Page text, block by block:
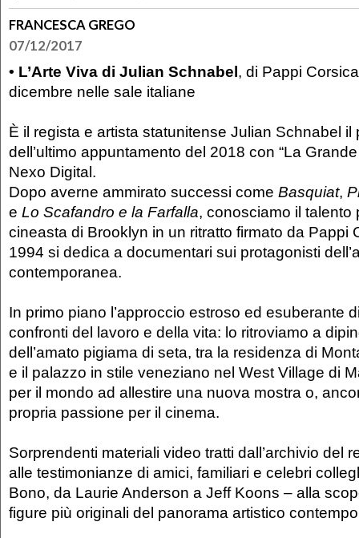
FRANCESCA GREGO
07/12/2017
• L’Arte Viva di Julian Schnabel, di Pappi
dicembre nelle sale italiane
È il regista e artista statunitense Julian Schnabel il
dell’ultimo appuntamento del 2018 con “La
Nexo Digital.
Dopo averne ammirato successi come Basquiat,
e Lo Scafandro e la Farfalla, conosciamo il talento
cineasta di Brooklyn in un ritratto firmato da Pappi
1994 si dedica a documentari sui protagonisti
contemporanea.
In primo piano l’approccio estroso ed esuberante
confronti del lavoro e della vita: lo ritroviamo a
dell’amato pigiama di seta, tra la residenza di
e il palazzo in stile veneziano nel West Village di
per il mondo ad allestire una nuova mostra o,
propria passione per il cinema.
Sorprendenti materiali video tratti dall’archivio del
alle testimonianze di amici, familiari e celebri
Bono, da Laurie Anderson a Jeff Koons – alla
figure più originali del panorama artistico